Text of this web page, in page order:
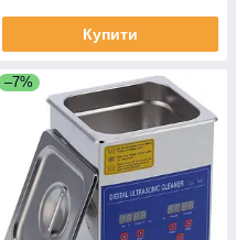
Купити
–7%